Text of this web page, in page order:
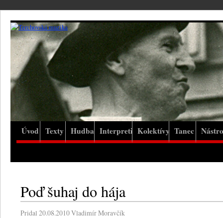
Úvod Texty Hudba Interpreti Kolektívy Tanec
Poď šuhaj do hája
Pridal 20.08.2010Vladimír Moravčík